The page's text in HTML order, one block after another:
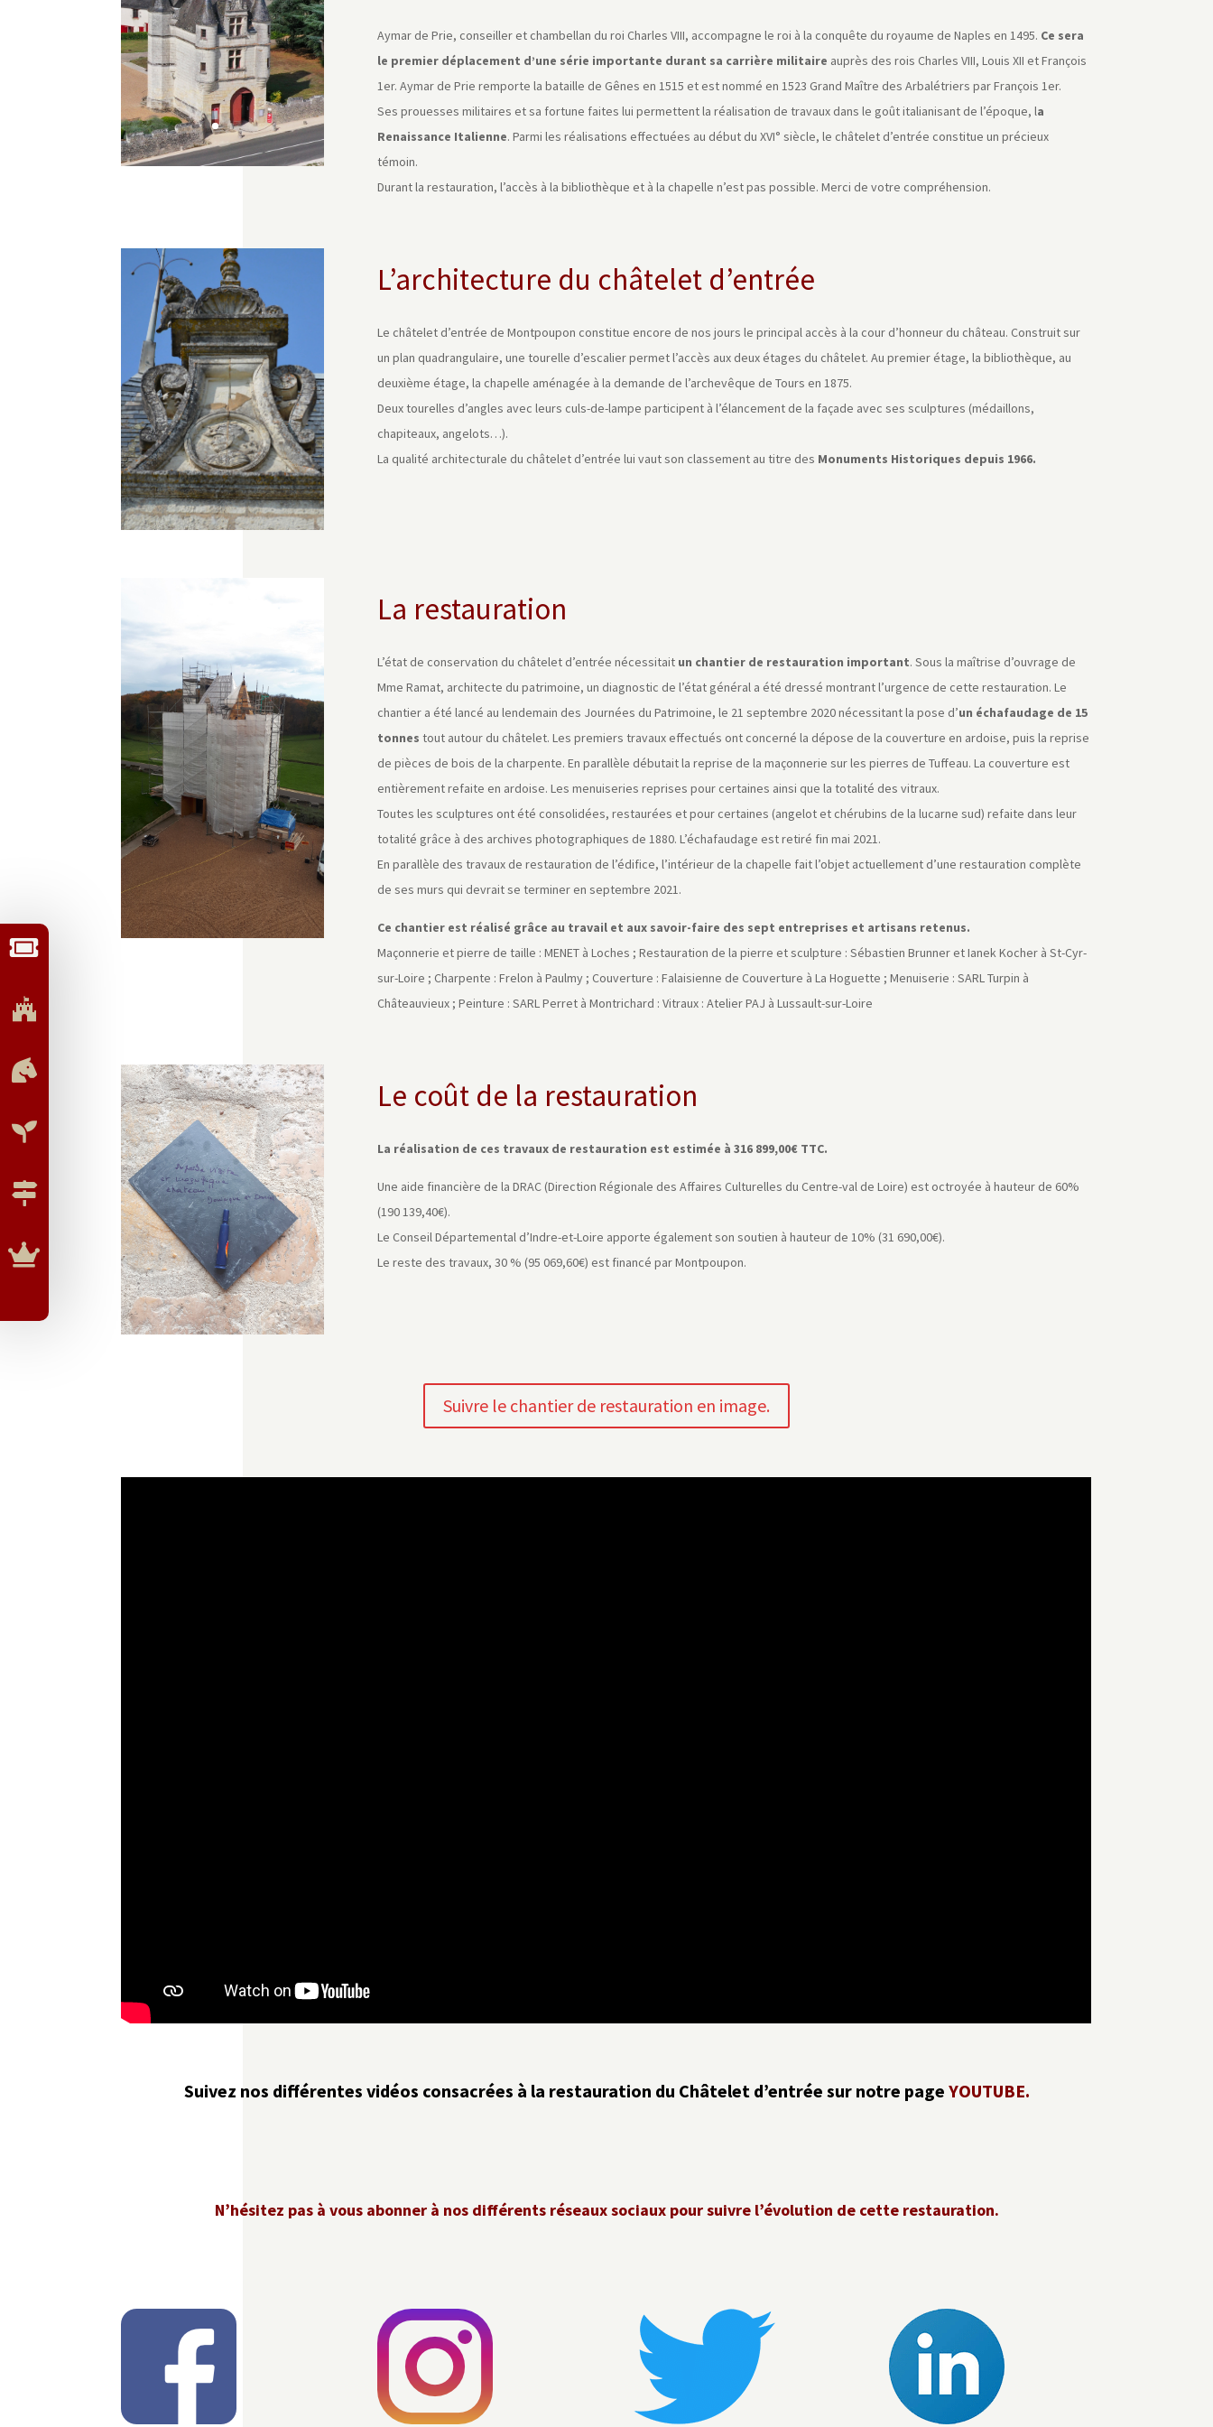
Aymar de Prie, conseiller et chambellan du roi Charles VIII, accompagne le roi à la conquête du royaume de Naples en 1495. Ce sera
le premier déplacement d’une série importante durant sa carrière militaire auprès des rois Charles VIII, Louis XII et François
1er. Aymar de Prie remporte la bataille de Gênes en 1515 et est nommé en 1523 Grand Maître des Arbalétriers par François 1er.
Ses prouesses militaires et sa fortune faites lui permettent la réalisation de travaux dans le goût italianisant de l’époque, la
Renaissance Italienne. Parmi les réalisations effectuées au début du XVI° siècle, le châtelet d’entrée constitue un précieux
témoin.
Durant la restauration, l’accès à la bibliothèque et à la chapelle n’est pas possible. Merci de votre compréhension.
L’architecture du châtelet d’entrée
Le châtelet d’entrée de Montpoupon constitue encore de nos jours le principal accès à la cour d’honneur du château. Construit sur
un plan quadrangulaire, une tourelle d’escalier permet l’accès aux deux étages du châtelet. Au premier étage, la bibliothèque, au
deuxième étage, la chapelle aménagée à la demande de l’archevêque de Tours en 1875.
Deux tourelles d’angles avec leurs culs-de-lampe participent à l’élancement de la façade avec ses sculptures (médaillons,
chapiteaux, angelots…).
La qualité architecturale du châtelet d’entrée lui vaut son classement au titre des Monuments Historiques depuis 1966.
La restauration
L’état de conservation du châtelet d’entrée nécessitait un chantier de restauration important. Sous la maîtrise d’ouvrage de
Mme Ramat, architecte du patrimoine, un diagnostic de l’état général a été dressé montrant l’urgence de cette restauration. Le
chantier a été lancé au lendemain des Journées du Patrimoine, le 21 septembre 2020 nécessitant la pose d’un échafaudage de 15
tonnes tout autour du châtelet. Les premiers travaux effectués ont concerné la dépose de la couverture en ardoise, puis la reprise
de pièces de bois de la charpente. En parallèle débutait la reprise de la maçonnerie sur les pierres de Tuffeau. La couverture est
entièrement refaite en ardoise. Les menuiseries reprises pour certaines ainsi que la totalité des vitraux.
Toutes les sculptures ont été consolidées, restaurées et pour certaines (angelot et chérubins de la lucarne sud) refaite dans leur
totalité grâce à des archives photographiques de 1880. L’échafaudage est retiré fin mai 2021.
En parallèle des travaux de restauration de l’édifice, l’intérieur de la chapelle fait l’objet actuellement d’une restauration complète
de ses murs qui devrait se terminer en septembre 2021.
Ce chantier est réalisé grâce au travail et aux savoir-faire des sept entreprises et artisans retenus.
Maçonnerie et pierre de taille : MENET à Loches ; Restauration de la pierre et sculpture : Sébastien Brunner et Ianek Kocher à St-Cyr-
sur-Loire ; Charpente : Frelon à Paulmy ; Couverture : Falaisienne de Couverture à La Hoguette ; Menuiserie : SARL Turpin à
Châteauvieux ; Peinture : SARL Perret à Montrichard : Vitraux : Atelier PAJ à Lussault-sur-Loire
Le coût de la restauration
La réalisation de ces travaux de restauration est estimée à 316 899,00€ TTC.
Une aide financière de la DRAC (Direction Régionale des Affaires Culturelles du Centre-val de Loire) est octroyée à hauteur de 60%
(190 139,40€).
Le Conseil Départemental d’Indre-et-Loire apporte également son soutien à hauteur de 10% (31 690,00€).
Le reste des travaux, 30 % (95 069,60€) est financé par Montpoupon.
Suivre le chantier de restauration en image.
Suivez nos différentes vidéos consacrées à la restauration du Châtelet d’entrée sur notre page YOUTUBE.
N’hésitez pas à vous abonner à nos différents réseaux sociaux pour suivre l’évolution de cette restauration.





